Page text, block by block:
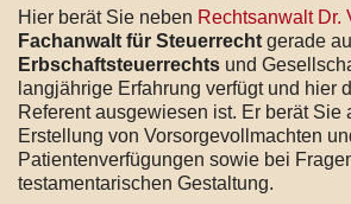
Hier berät Sie neben Rechtsanwalt Dr.
Fachanwalt für Steuerrecht gerade
Erbschaftsteuerrechts und
langjährige Erfahrung verfügt und hier
Referent ausgewiesen ist. Er berät Sie
Erstellung von Vorsorgevollmachten
Patientenverfügungen sowie bei
testamentarischen Gestaltung.